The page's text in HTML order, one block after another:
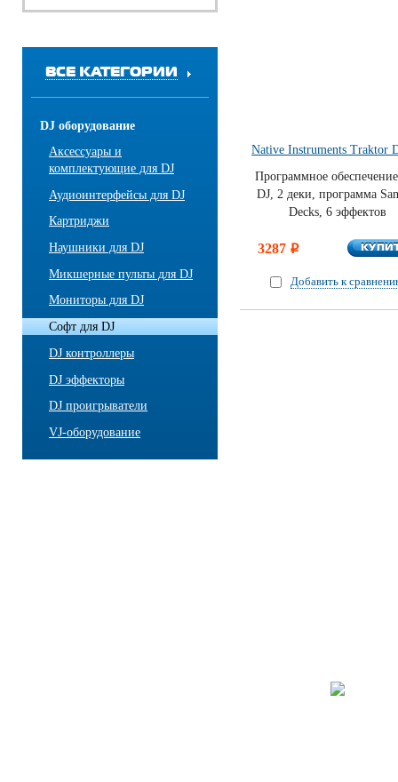
ВСЕ КАТЕГОРИИ
DJ оборудование
Аксессуары и
комплектующие для DJ
Аудиоинтерфейсы для DJ
Картриджи
Наушники для DJ
Микшерные пульты для DJ
Мониторы для DJ
Софт для DJ
DJ контроллеры
DJ эффекторы
DJ проигрыватели
VJ-оборудование
Native Instruments Traktor
Программное
DJ, 2 деки, программа
Decks, 6 эффектов
3287 i
Добавить к